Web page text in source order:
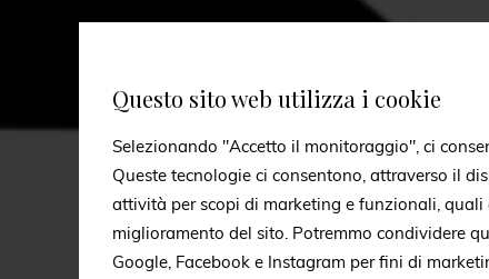
Questo sito web utilizza i cookie
Selezionando "Accetto il monitoraggio", ci
Queste tecnologie ci consentono, attraverso il
attività per scopi di marketing e funzionali,
miglioramento del sito. Potremmo condividere
Google, Facebook e Instagram per fini di